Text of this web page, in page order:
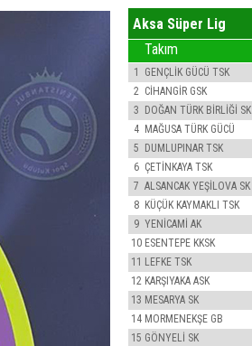
Aksa Süper Lig
Takım
1 GENÇLİK GÜCÜ TSK
2 CİHANGİR GSK
3 DOĞAN TÜRK BİRLİĞİ SK
4 MAĞUSA TÜRK GÜCÜ
5 DUMLUPINAR TSK
6 ÇETİNKAYA TSK
7 ALSANCAK YEŞİLOVA SK
8 KÜÇÜK KAYMAKLI TSK
9 YENİCAMİ AK
10 ESENTEPE KKSK
11 LEFKE TSK
12 KARŞIYAKA ASK
13 MESARYA SK
14 MORMENEKŞE GB
15 GÖNYELİ SK